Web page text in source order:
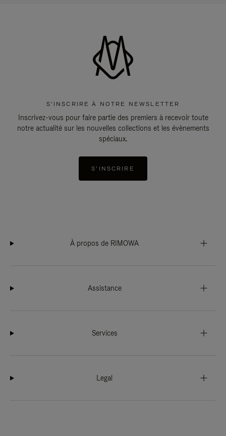
S'INSCRIRE À NOTRE NEWSLETTER
Inscrivez-vous pour faire partie des premiers à recevoir toute
notre actualité sur les nouvelles collections et les évènements
spéciaux.
S'INSCRIRE
À propos de RIMOWA
Assistance
Services
Legal